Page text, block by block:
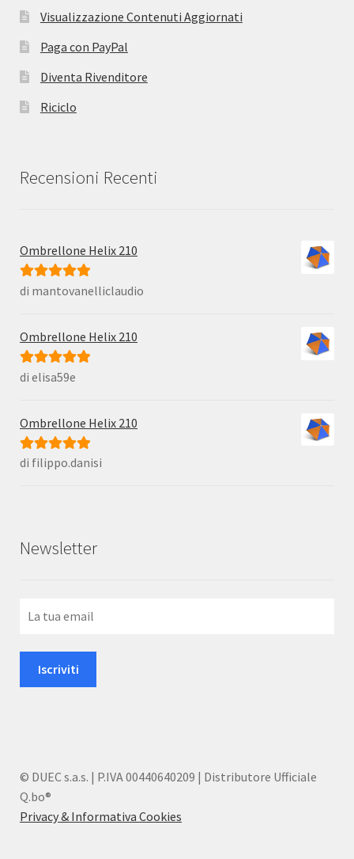
Visualizzazione Contenuti Aggiornati
Paga con PayPal
Diventa Rivenditore
Riciclo
Recensioni Recenti
Ombrellone Helix 210
Valutato5su
di mantovanelliclaudio
Ombrellone Helix 210
Valutato5su
di elisa59e
Ombrellone Helix 210
Valutato5 su
di filippo.danisi
Newsletter
© DUEC s.a.s. | P.IVA 00440640209 | Distributore Ufficiale
Q.bo®
Privacy & Informativa Cookies